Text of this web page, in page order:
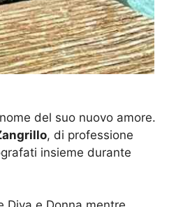
del suo nuovo amore.
, di professione
insieme durante